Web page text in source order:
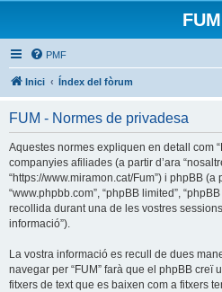
FUM
PMF
Inici Índex del fòrum
FUM - Normes de privadesa
Aquestes normes expliquen en detall com
companyies afiliades (a partir d’ara
“https://www.miramon.cat/Fum”) i phpBB (a
“www.phpbb.com”, “phpBB limited”,
recollida durant una de les vostres
informació”).
La vostra informació es recull de dues
navegar per “FUM” farà que el phpBB creï
fitxers de text que es baixen com a fitxers